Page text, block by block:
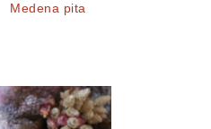
Medena pita